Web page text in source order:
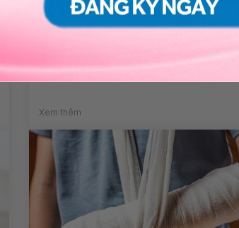
Trẻ bị sốt do viêm amidan
Xem thêm